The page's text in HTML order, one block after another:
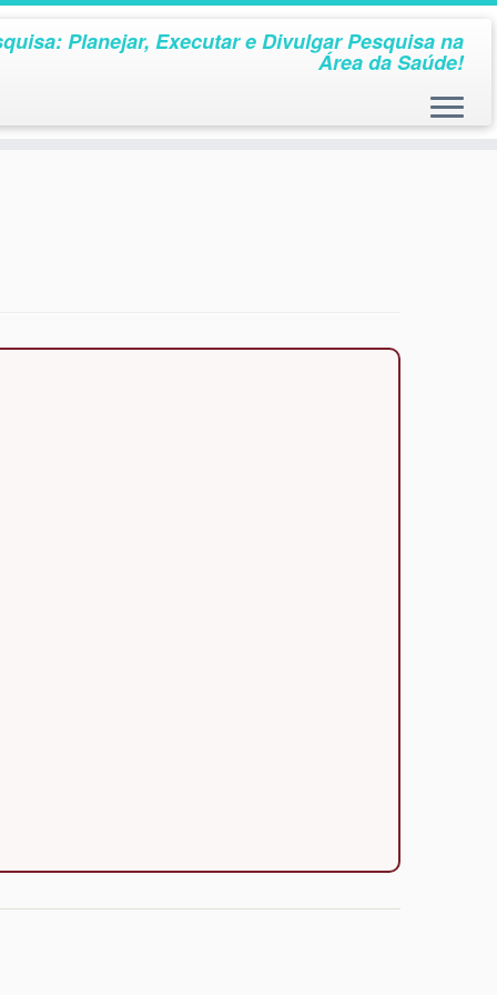
Planejar, Executar e Divulgar Pesquisa na
Área da Saúde!